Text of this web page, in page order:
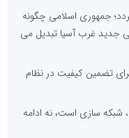
جمهوری اسلامی چگونه
جدید غرب آسیا تبدیل می
تضمین کیفیت در نظام
شبکه سازی است، نه ادامه